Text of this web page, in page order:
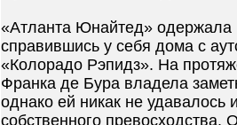
«Атланта Юнайтед» одержала
справившись у себя дома с
«Колорадо Рэпидз». На
Франка де Бура владела
однако ей никак не удавалось
собственного превосходства.